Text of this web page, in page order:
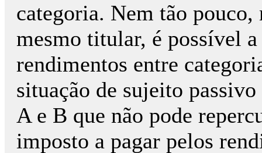
categoria. Nem tão pouco,
mesmo titular, é possível
rendimentos entre
situação de sujeito
A e B que não pode
imposto a pagar pelos